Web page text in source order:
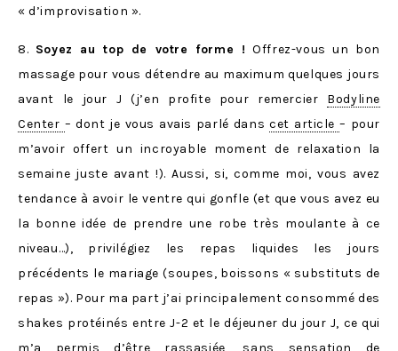
« d’improvisation ».
8. Soyez au top de votre forme ! Offrez-vous un bon
massage pour vous détendre au maximum quelques jours
avant le jour J (j’en profite pour remercier Bodyline
Center – dont je vous avais parlé danscet article– pour
m’avoir offert un incroyable moment de relaxation la
semaine juste avant !). Aussi, si, comme moi, vous avez
tendance à avoir le ventre qui gonfle (et que vous avez eu
la bonne idée de prendre une robe très moulante à ce
niveau…), privilégiez les repas liquides les jours
précédents le mariage (soupes, boissons « substituts de
repas »). Pour ma part j’ai principalement consommé des
shakes protéinés entre J-2 et le déjeuner du jour J, ce qui